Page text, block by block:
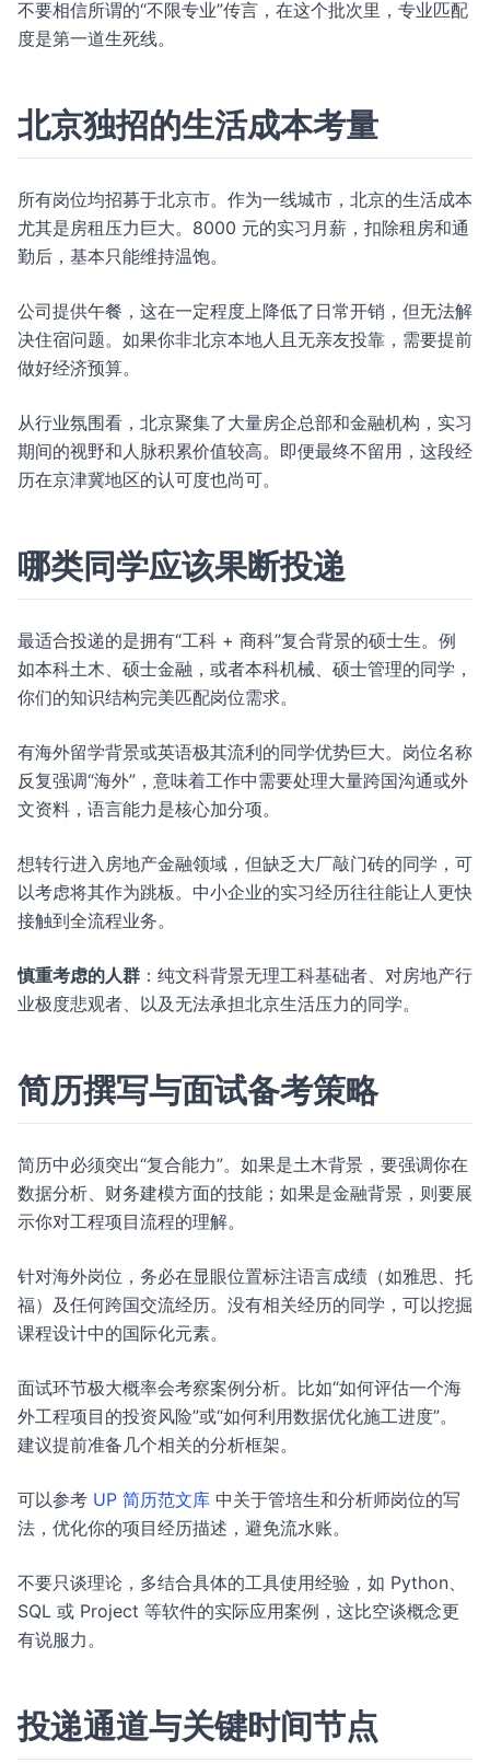
不要相信所谓的“不限专业”传言，在这个批次里，专业匹配
度是第一道生死线。
北京独招的生活成本考量
所有岗位均招募于北京市。作为一线城市，北京的生活成本
尤其是房租压力巨大。8000 元的实习月薪，扣除租房和通
勤后，基本只能维持温饱。
公司提供午餐，这在一定程度上降低了日常开销，但无法解
决住宿问题。如果你非北京本地人且无亲友投靠，需要提前
做好经济预算。
从行业氛围看，北京聚集了大量房企总部和金融机构，实习
期间的视野和人脉积累价值较高。即便最终不留用，这段经
历在京津冀地区的认可度也尚可。
哪类同学应该果断投递
最适合投递的是拥有“工科 + 商科”复合背景的硕士生。例
如本科土木、硕士金融，或者本科机械、硕士管理的同学，
你们的知识结构完美匹配岗位需求。
有海外留学背景或英语极其流利的同学优势巨大。岗位名称
反复强调“海外”，意味着工作中需要处理大量跨国沟通或外
文资料，语言能力是核心加分项。
想转行进入房地产金融领域，但缺乏大厂敲门砖的同学，可
以考虑将其作为跳板。中小企业的实习经历往往能让人更快
接触到全流程业务。
慎重考虑的人群 ：纯文科背景无理工科基础者、对房地产行
业极度悲观者、以及无法承担北京生活压力的同学。
简历撰写与面试备考策略
简历中必须突出“复合能力”。如果是土木背景，要强调你在
数据分析、财务建模方面的技能；如果是金融背景，则要展
示你对工程项目流程的理解。
针对海外岗位，务必在显眼位置标注语言成绩（如雅思、托
福）及任何跨国交流经历。没有相关经历的同学，可以挖掘
课程设计中的国际化元素。
面试环节极大概率会考察案例分析。比如“如何评估一个海
外工程项目的投资风险”或“如何利用数据优化施工进度”。
建议提前准备几个相关的分析框架。
可以参考 UP 简历范文库 中关于管培生和分析师岗位的写
法，优化你的项目经历描述，避免流水账。
不要只谈理论，多结合具体的工具使用经验，如 Python、
SQL 或 Project 等软件的实际应用案例，这比空谈概念更
有说服力。
投递通道与关键时间节点